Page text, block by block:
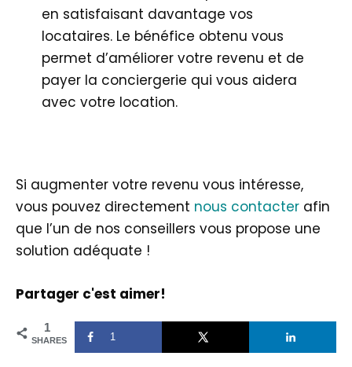
en satisfaisant davantage vos
locataires. Le bénéfice obtenu vous
permet d’améliorer votre revenu et de
payer la conciergerie qui vous aidera
avec votre location.
Si augmenter votre revenu vous intéresse,
vous pouvez directement nous contacter afin
que l’un de nos conseillers vous propose une
solution adéquate !
Partager c'est aimer!
1
SHARES 1